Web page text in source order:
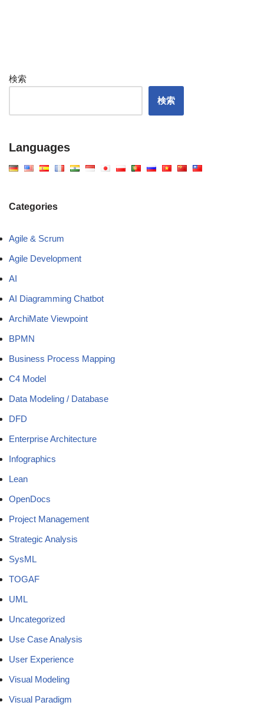
検索
検索
Languages
Categories
Agile & Scrum
Agile Development
AI
AI Diagramming Chatbot
ArchiMate Viewpoint
BPMN
Business Process Mapping
C4 Model
Data Modeling / Database
DFD
Enterprise Architecture
Infographics
Lean
OpenDocs
Project Management
Strategic Analysis
SysML
TOGAF
UML
Uncategorized
Use Case Analysis
User Experience
Visual Modeling
Visual Paradigm